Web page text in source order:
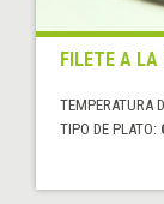
FILETE A LA
TEMPERATURA
TIPO DE PLATO: